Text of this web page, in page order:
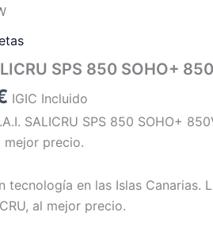
SPS 850 SOHO+
IGIC Incluido
SALICRU SPS 850 SOHO+
mejor precio.
tecnología en las Islas Canarias.
al mejor precio.